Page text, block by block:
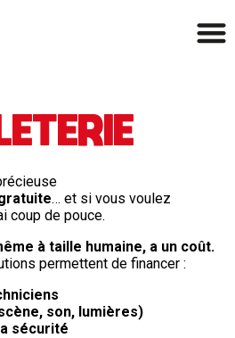
… et si vous voulez
coup de pouce.
à taille humaine, a un coût.
permettent de financer :
son, lumières)
sécurité